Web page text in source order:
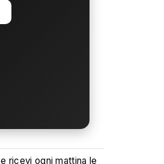
e ricevi ogni mattina le